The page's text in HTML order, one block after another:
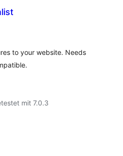
to your website. Needs
mit 7.0.3